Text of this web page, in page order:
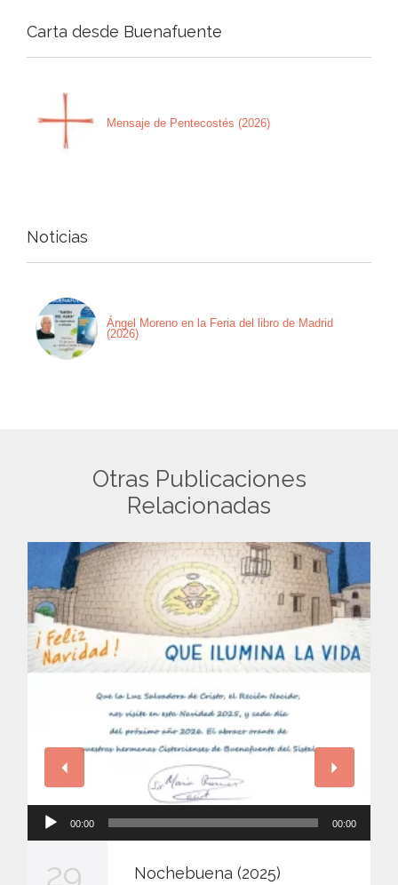
Carta desde Buenafuente
Mensaje de Pentecostés (2026)
Noticias
Ángel Moreno en la Feria del libro de Madrid
(2026)
Otras Publicaciones
Relacionadas
00:00 00:00
29 Nochebuena (2025)